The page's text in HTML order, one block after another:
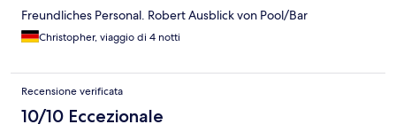
Freundliches Personal. Robert Ausblick von Pool/Bar
Christopher, viaggio di 4 notti
Recensione verificata
10/10 Eccezionale